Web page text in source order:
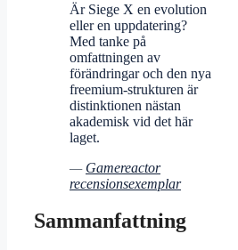
Är Siege X en evolution
eller en uppdatering?
Med tanke på
omfattningen av
förändringar och den nya
freemium-strukturen är
distinktionen nästan
akademisk vid det här
laget.
— Gamereactor
recensionsexemplar
Sammanfattning